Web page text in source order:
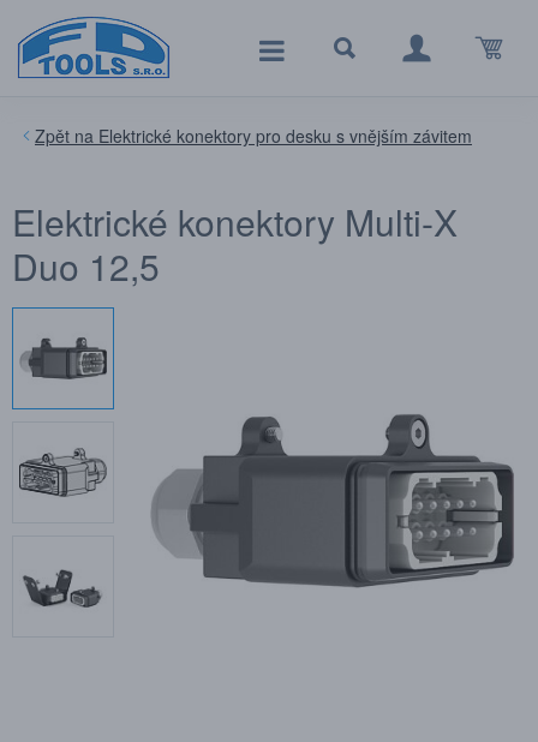
Elektrické konektory pro desku s vnějším závitem
Elektrické konektory Multi-X
Duo 12,5